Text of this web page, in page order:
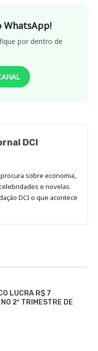
WhatsApp!
por dentro de
DCI
sobre economia,
e novelas.
DCI o que acontece
LUCRA R$ 7
2º TRIMESTRE DE